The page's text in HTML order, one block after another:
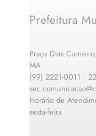
Prefeitura
Praça Dias
MA
(99) 2221-0011 ·
Horário de
sexta-feira